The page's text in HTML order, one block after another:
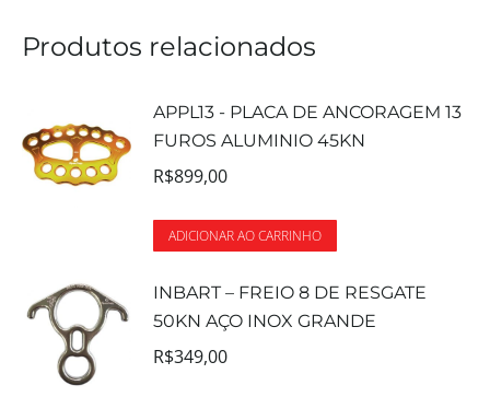
Produtos relacionados
APPL13 - PLACA DE ANCORAGEM 13
FUROS ALUMINIO 45KN
R$899,00
ADICIONAR AO CARRINHO
INBART – FREIO 8 DE RESGATE
50KN AÇO INOX GRANDE
R$349,00